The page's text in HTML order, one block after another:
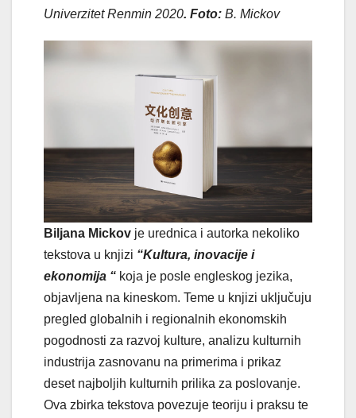
Univerzitet Renmin 2020. Foto: B. Mickov
Biljana Mickov je urednica i autorka nekoliko
tekstova u knjizi “Kultura, inovacije i
ekonomija “ koja je posle engleskog jezika,
objavljena na kineskom. Teme u knjizi uključuju
pregled globalnih i regionalnih ekonomskih
pogodnosti za razvoj kulture, analizu kulturnih
industrija zasnovanu na primerima i prikaz
deset najboljih kulturnih prilika za poslovanje.
Ova zbirka tekstova povezuje teoriju i praksu te